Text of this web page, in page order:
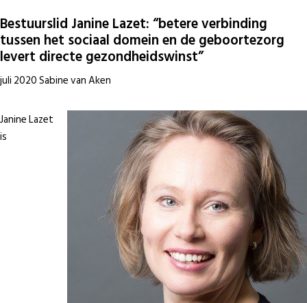
Bestuurslid Janine Lazet: “betere verbinding
tussen het sociaal domein en de geboortezorg
levert directe gezondheidswinst”
juli 2020 Sabine van Aken
Janine Lazet
is